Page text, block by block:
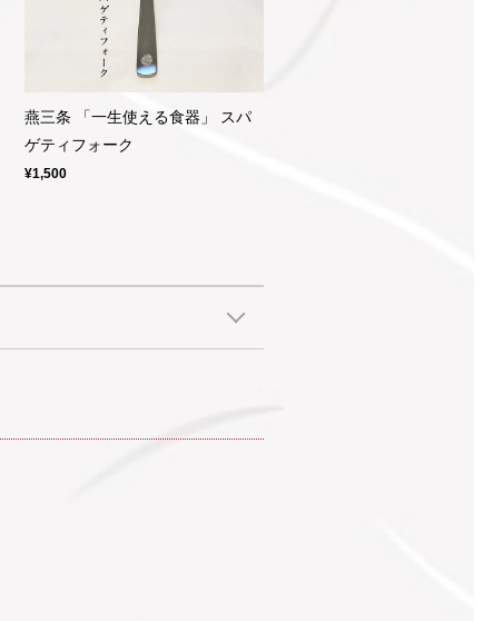
燕三条 「一生使える食器」 スパ
ゲティフォーク
¥1,500